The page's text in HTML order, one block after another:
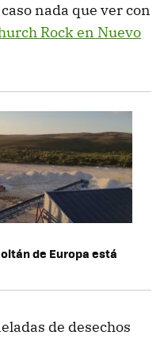
nada que ver con
Rock en Nuevo
de Europa está
de desechos